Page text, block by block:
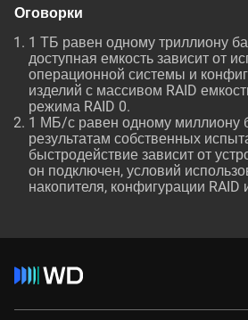
Оговорки
1 ТБ равен одному триллиону
доступная емкость зависит от
операционной системы и
изделий с массивом RAID
режима RAID 0.
1 МБ/с равен одному миллиону
результатам собственных
быстродействие зависит от
он подключен, условий
накопителя, конфигурации RAID